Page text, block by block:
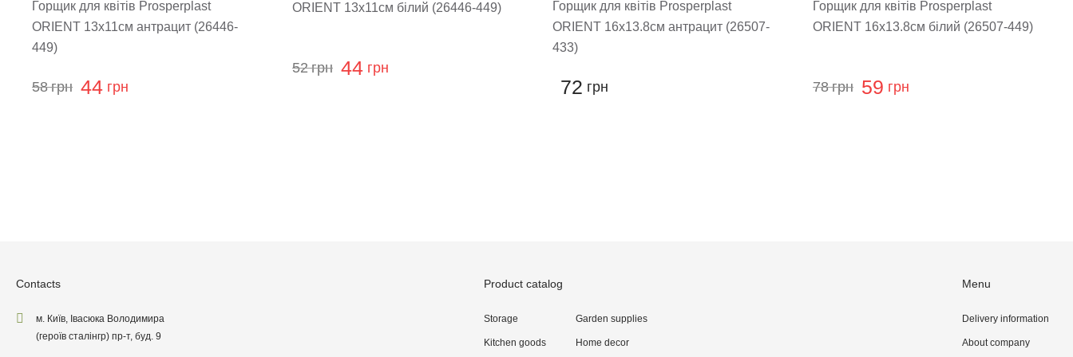
Горщик для квітів Prosperplast
ORIENT 13х11см антрацит (26446-
449)
58 грн 44 грн
ORIENT 13х11см білий (26446-449)
52 грн 44 грн
Горщик для квітів Prosperplast
ORIENT 16х13.8см антрацит (26507-
433)
72 грн
Горщик для квітів Prosperplast
ORIENT 16х13.8см білий (26507-449)
78 грн 59 грн
Contacts
м. Київ, Івасюка Володимира
(героїв сталінгр) пр-т, буд. 9
Product catalog
Storage
Kitchen goods
Garden supplies
Home decor
Menu
Delivery information
About company